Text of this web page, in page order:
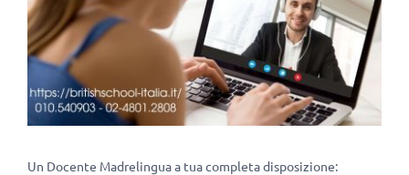
Un Docente Madrelingua a tua completa disposizione: